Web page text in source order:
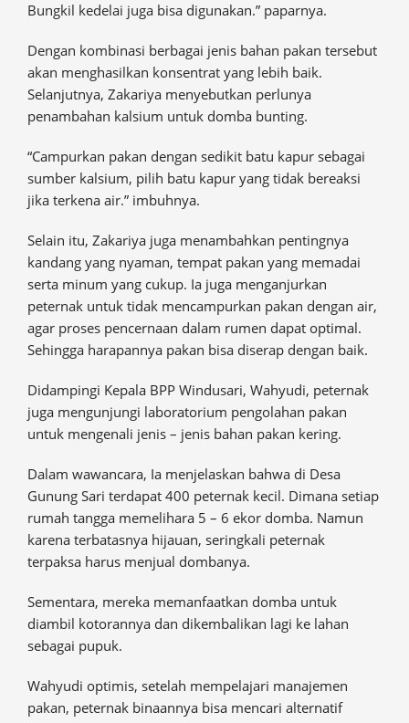
Bungkil kedelai juga bisa digunakan.” paparnya.
Dengan kombinasi berbagai jenis bahan pakan tersebut
akan menghasilkan konsentrat yang lebih baik.
Selanjutnya, Zakariya menyebutkan perlunya
penambahan kalsium untuk domba bunting.
“Campurkan pakan dengan sedikit batu kapur sebagai
sumber kalsium, pilih batu kapur yang tidak bereaksi
jika terkena air.” imbuhnya.
Selain itu, Zakariya juga menambahkan pentingnya
kandang yang nyaman, tempat pakan yang memadai
serta minum yang cukup. Ia juga menganjurkan
peternak untuk tidak mencampurkan pakan dengan air,
agar proses pencernaan dalam rumen dapat optimal.
Sehingga harapannya pakan bisa diserap dengan baik.
Didampingi Kepala BPP Windusari, Wahyudi, peternak
juga mengunjungi laboratorium pengolahan pakan
untuk mengenali jenis – jenis bahan pakan kering.
Dalam wawancara, Ia menjelaskan bahwa di Desa
Gunung Sari terdapat 400 peternak kecil. Dimana setiap
rumah tangga memelihara 5 – 6 ekor domba. Namun
karena terbatasnya hijauan, seringkali peternak
terpaksa harus menjual dombanya.
Sementara, mereka memanfaatkan domba untuk
diambil kotorannya dan dikembalikan lagi ke lahan
sebagai pupuk.
Wahyudi optimis, setelah mempelajari manajemen
pakan, peternak binaannya bisa mencari alternatif